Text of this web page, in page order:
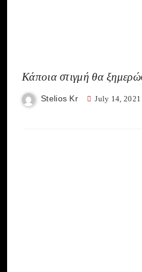
Κάποια στιγμή θα
Stelios Kr July 14, 2021